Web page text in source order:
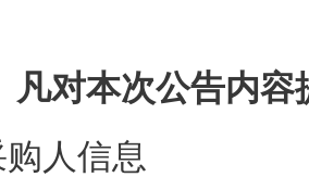
凡对本次公告内
购人信息